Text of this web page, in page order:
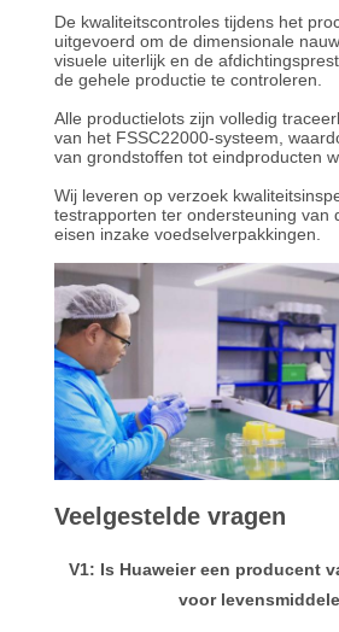
VRAAG
EEN
OFFERTE
SITEMAP
PRIVACYBELEID
De kwaliteitscontroles tijdens het
uitgevoerd om de dimensionale
visuele uiterlijk en de
de gehele productie te controleren.
Alle productielots zijn volledig
van het FSSC22000-systeem,
van grondstoffen tot eindproducten
Wij leveren op verzoek
testrapporten ter ondersteuning van
eisen inzake voedselverpakkingen.
Veelgestelde vragen
V1: Is Huaweier een producent
voor